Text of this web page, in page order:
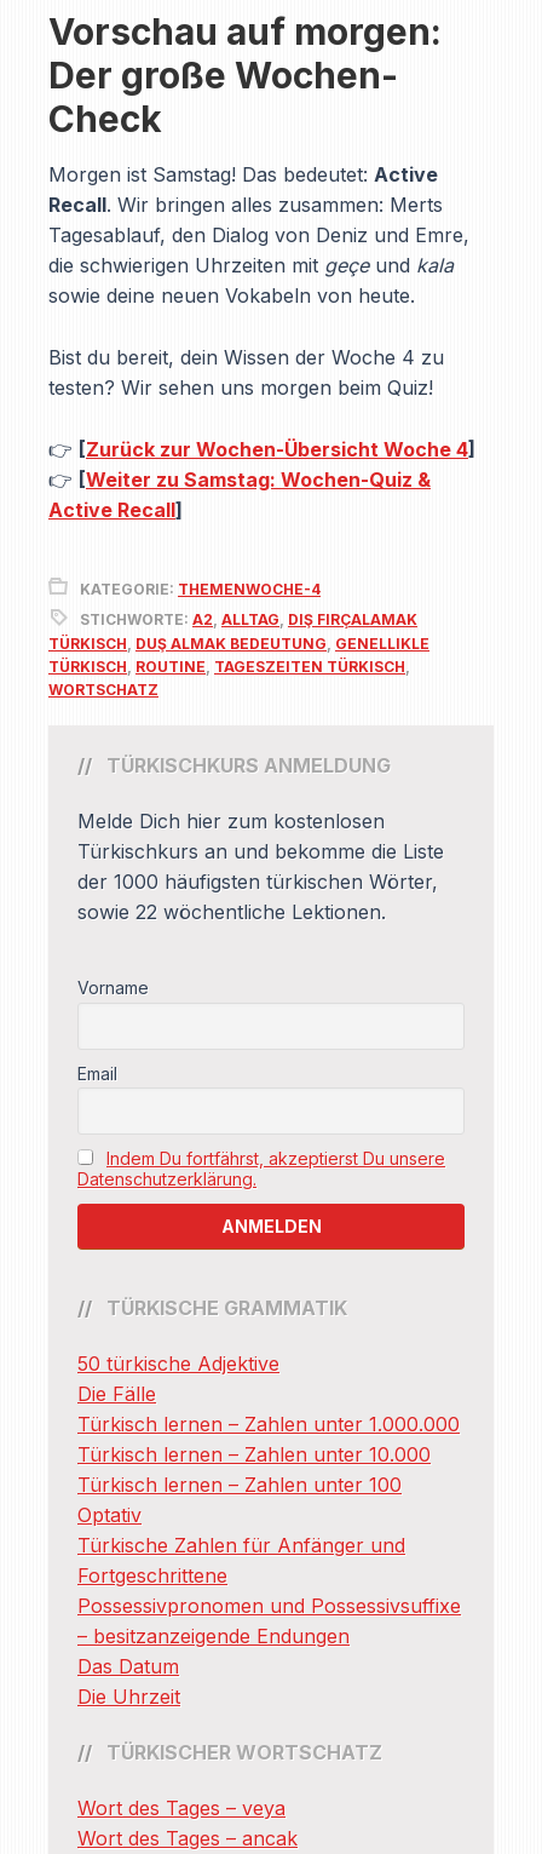
Vorschau auf morgen:
Der große Wochen-
Check
Morgen ist Samstag! Das bedeutet: Active
Recall. Wir bringen alles zusammen: Merts
Tagesablauf, den Dialog von Deniz und Emre,
die schwierigen Uhrzeiten mit geçeund kala
sowie deine neuen Vokabeln von heute.
Bist du bereit, dein Wissen der Woche 4 zu
testen? Wir sehen uns morgen beim Quiz!
👉 [Zurück zur Wochen-Übersicht Woche 4]
👉 [Weiter zu Samstag: Wochen-Quiz &
Active Recall]
KATEGORIE: THEMENWOCHE-4
STICHWORTE: A2, ALLTAG, DIŞ FIRÇALAMAK
TÜRKISCH, DUŞ ALMAK BEDEUTUNG, GENELLIKLE
TÜRKISCH, ROUTINE, TAGESZEITEN TÜRKISCH,
WORTSCHATZ
TÜRKISCHKURS ANMELDUNG
Melde Dich hier zum kostenlosen
Türkischkurs an und bekomme die Liste
der 1000 häufigsten türkischen Wörter,
sowie 22 wöchentliche Lektionen.
Vorname
Email
Indem Du fortfährst, akzeptierst Du unsere
Datenschutzerklärung.
TÜRKISCHE GRAMMATIK
50 türkische Adjektive
Die Fälle
Türkisch lernen – Zahlen unter 1.000.000
Türkisch lernen – Zahlen unter 10.000
Türkisch lernen – Zahlen unter 100
Optativ
Türkische Zahlen für Anfänger und
Fortgeschrittene
Possessivpronomen und Possessivsuffixe
– besitzanzeigende Endungen
Das Datum
Die Uhrzeit
TÜRKISCHER WORTSCHATZ
Wort des Tages – veya
Wort des Tages – ancak